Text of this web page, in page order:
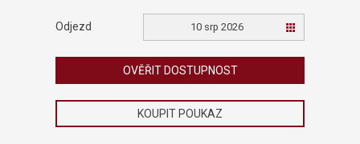
Odjezd 10 srp 2026
OVĚŘIT DOSTUPNOST
KOUPIT POUKAZ